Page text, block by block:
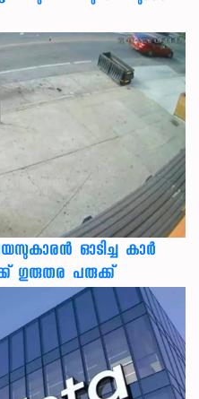
ഓടിച്ച കാര്‍
ഗുരുതര പരുക്ക്